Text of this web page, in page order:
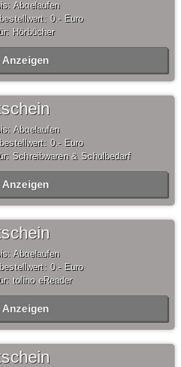
Abgelaufen
0,- Euro
Hörbücher
Anzeigen
Abgelaufen
0,- Euro
Schreibwaren & Schulbedarf
Anzeigen
Abgelaufen
0,- Euro
tolino eReader
Anzeigen